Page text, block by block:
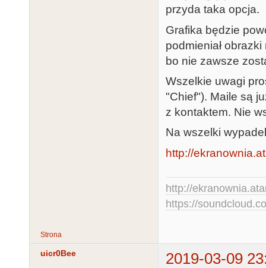
przyda taka opcja.
Grafika będzie
podmieniał
bo nie zawsze
Wszelkie uwagi
"Chief"). Maile są
z kontaktem. Nie
Na wszelki
http://
http://
https://
Strona
uicr0Bee 2019-03-09